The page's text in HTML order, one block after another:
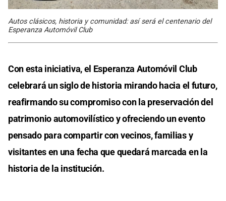
Autos clásicos, historia y comunidad: así será el centenario del
Esperanza Automóvil Club
Con esta iniciativa, el Esperanza Automóvil Club
celebrará un siglo de historia mirando hacia el futuro,
reafirmando su compromiso con la preservación del
patrimonio automovilístico y ofreciendo un evento
pensado para compartir con vecinos, familias y
visitantes en una fecha que quedará marcada en la
historia de la institución.